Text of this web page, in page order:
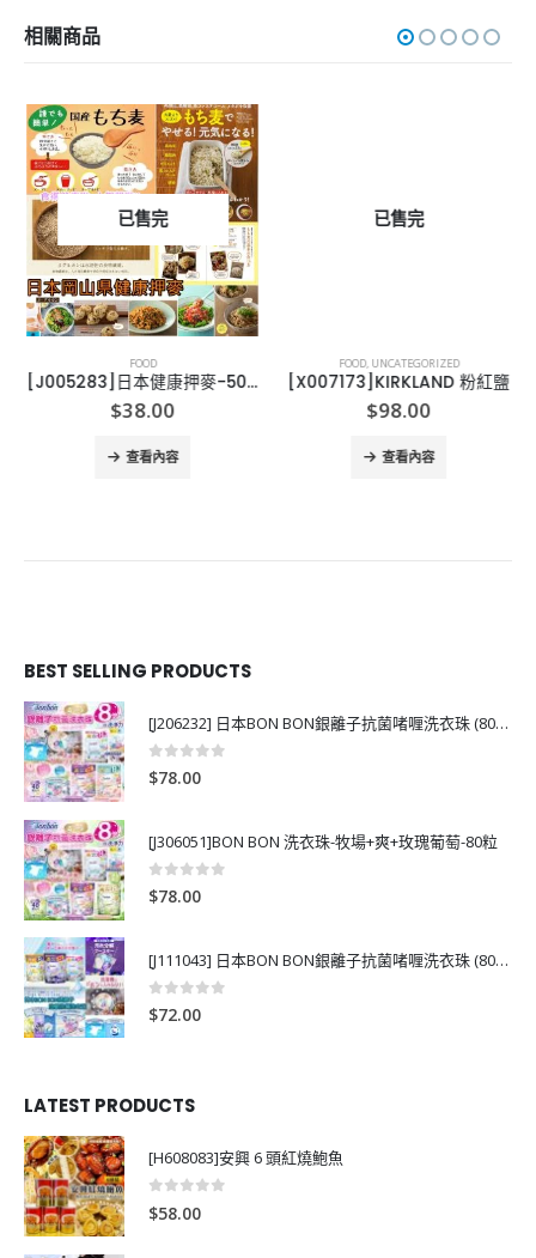
相關商品
已售完
FOOD
[J005283]日本健康押麥-500G
$38.00
查看內容
已售完
FOOD, UNCATEGORIZED
[X007173]KIRKLAND 粉紅鹽
$98.00
查看內容
BEST SELLING PRODUCTS
[J206232] 日本BON BON銀離子抗菌啫喱洗衣珠 (80粒)
0out of 5
$78.00
[J306051]BON BON 洗衣珠-牧場+爽+玫瑰葡萄-80粒
0out of 5
$78.00
[J111043] 日本BON BON銀離子抗菌啫喱洗衣珠 (80粒)
0out of 5
$72.00
LATEST PRODUCTS
[H608083]安興 6 頭紅燒鮑魚
0
$58.00